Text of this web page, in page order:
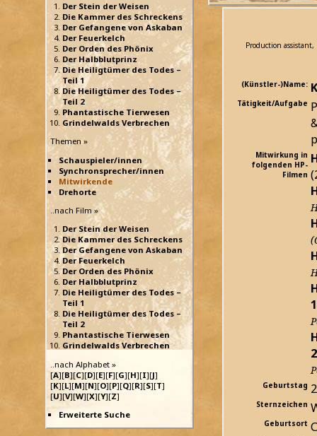
Der Stein der Weisen
Die Kammer des Schreckens
Der Gefangene von Askaban
Der Feuerkelch
Der Orden des Phönix
Der Halbblutprinz
Die Heiligtümer des Todes –
Teil 1
Die Heiligtümer des Todes –
Teil 2
Phantastische Tierwesen
Grindelwalds Verbrechen
Themen »
Schauspieler/innen
Synchronsprecher/innen
Mitwirkende
Drehorte
..nach Film »
Der Stein der Weisen
Die Kammer des Schreckens
Der Gefangene von Askaban
Der Feuerkelch
Der Orden des Phönix
Der Halbblutprinz
Die Heiligtümer des Todes –
Teil 1
Die Heiligtümer des Todes –
Teil 2
Phantastische Tierwesen
Grindelwalds Verbrechen
..nach Alphabet »
[A][B][C][D][E][F][G][H][I][J]
[K][L][M][N][O][P][Q][R][S][T]
[U][V][W][X][Y][Z]
Erweiterte Suche
Production
(Künstler-)Name:
Tätigkeit/Aufgabe
Mitwirkung in
folgenden HP-
Filmen
1
2
Geburtstag
Sternzeichen
Geburtsort